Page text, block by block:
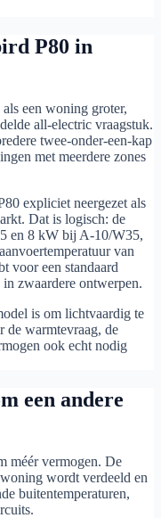
P80 in
een woning groter,
all-electric vraagstuk.
twee-onder-een-kap
met meerdere zones
expliciet neergezet als
Dat is logisch: de
en 8 kW bij A-10/W35,
van
voor een standaard
zwaardere ontwerpen.
is om lichtvaardig te
de warmtevraag, de
ook echt nodig
een andere
méér vermogen. De
wordt verdeeld en
buitentemperaturen,